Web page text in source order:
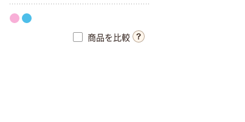
商品を比較